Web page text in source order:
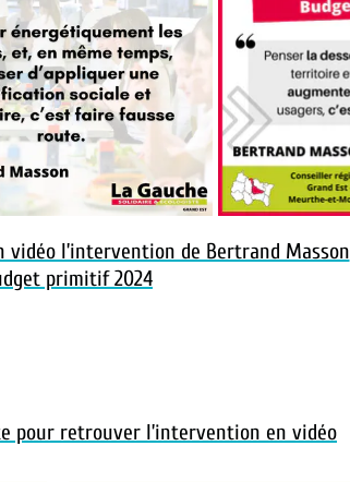
l’intervention de Bertrand Masson
primitif 2024
pour retrouver l’intervention en vidéo